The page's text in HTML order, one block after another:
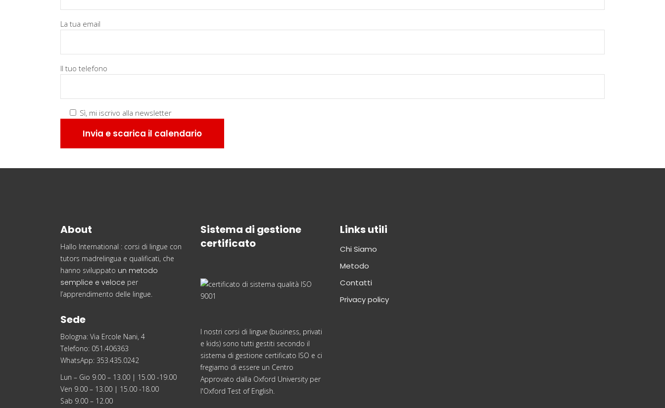
La tua email
Il tuo telefono
Sì, mi iscrivo alla newsletter
About
Hallo International : corsi di lingue con
tutors madrelingua e qualificati, che
hanno sviluppato un metodo
semplice e veloce per
l’apprendimento delle lingue.
Sede
Bologna: Via Ercole Nani, 4
Telefono: 051.406363
WhatsApp: 353.435.0242
Lun – Gio 9.00 – 13.00 | 15.00 -19.00
Ven 9.00 – 13.00 | 15.00 -18.00
Sab 9.00 – 12.00
Sistema di gestione
certificato
I nostri corsi di lingue (business, privati
e kids) sono tutti gestiti secondo il
sistema di gestione certificato ISO e ci
fregiamo di essere un Centro
Approvato dalla Oxford University per
l'Oxford Test of English.
Links utili
Chi Siamo
Metodo
Contatti
Privacy policy